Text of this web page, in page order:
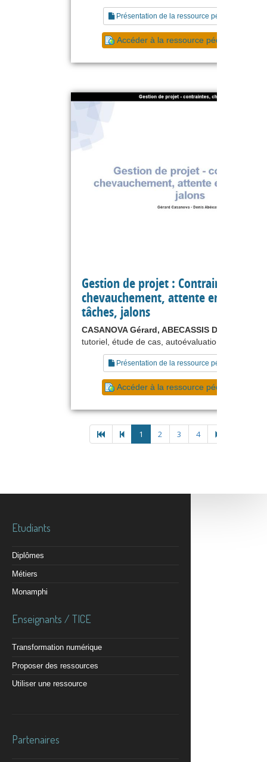
Présentation de la ressource pédagogique
Accéder à la ressource pédagogique
Gestion de projet : Contraintes,
chevauchement, attente entre 2
tâches, jalons
CASANOVA Gérard, ABECASSIS Denis
tutoriel, étude de cas, autoévaluation, exercice
Présentation de la ressource pédagogique
Accéder à la ressource pédagogique
1 2 3 4
Etudiants
Diplômes
Métiers
Monamphi
Enseignants / TICE
Transformation numérique
Proposer des ressources
Utiliser une ressource
Partenaires